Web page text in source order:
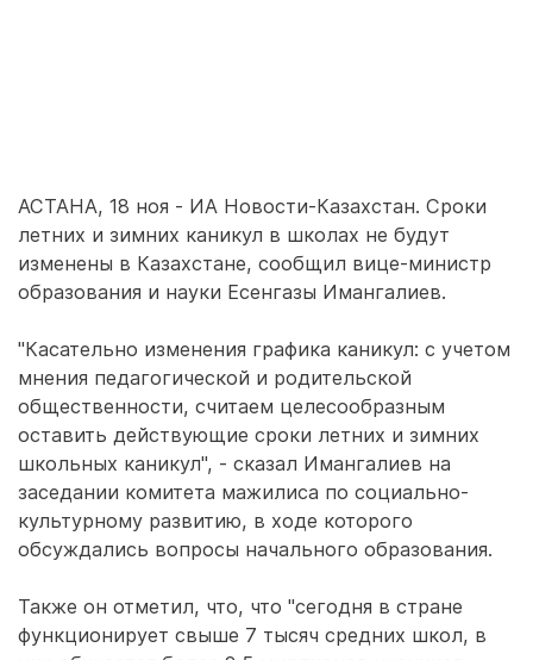
АСТАНА, 18 ноя - ИА Новости-Казахстан. Сроки
летних и зимних каникул в школах не будут
изменены в Казахстане, сообщил вице-министр
образования и науки Есенгазы Имангалиев.
"Касательно изменения графика каникул: с учетом
мнения педагогической и родительской
общественности, считаем целесообразным
оставить действующие сроки летних и зимних
школьных каникул", - сказал Имангалиев на
заседании комитета мажилиса по социально-
культурному развитию, в ходе которого
обсуждались вопросы начального образования.
Также он отметил, что, что "сегодня в стране
функционирует свыше 7 тысяч средних школ, в